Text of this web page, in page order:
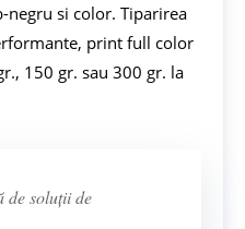
si color. Tiparirea
print full color
150 gr. sau 300 gr. la
de soluții de